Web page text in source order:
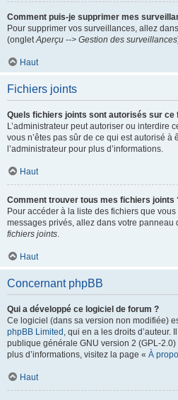
Comment puis-je supprimer mes
Pour supprimer vos surveillances, allez
(ongletAperçu --> Gestion des surveillances
Haut
Fichiers joints
Quels fichiers joints sont autorisés sur ce
L’administrateur peut autoriser ou interdire
vous n’êtes pas sûr de ce qui est autorisé à
l’administrateur pour plus d’informations.
Haut
Comment trouver tous mes fichiers joints
Pour accéder à la liste des fichiers que
messages privés, allez dans votre panneau
fichiers joints.
Haut
Concernant phpBB
Qui a développé ce logiciel de forum ?
Ce logiciel (dans sa version non modifiée)
phpBB Limited , qui en a les droits d’auteur.
publique générale GNU version 2 (GPL-
plus d’informations, visitez la page « À
Haut